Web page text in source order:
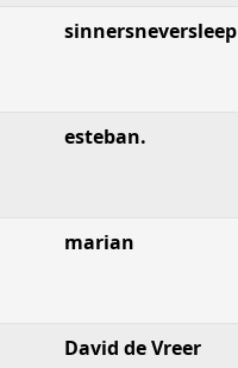
sinnersneversleep
esteban.
marian
David de Vreer